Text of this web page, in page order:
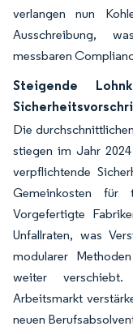
verlangen nun
Ausschreibung,
messbaren
Steigende
Die
stiegen im Jahr
verpflichtende
Gemeinkosten für
Vorgefertigte
Unfallraten, was
modularer
weiter verschiebt.
Arbeitsmarkt
neuen